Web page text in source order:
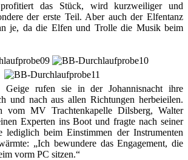
das Stück, wird kurzweiliger und
der erste Teil. Aber auch der Elfentanz
je, da die Elfen und Trolle die Musik beim
rufen sie in der Johannisnacht ihre
und nach aus allen Richtungen herbeieilen.
vom MV Trachtenkapelle Dilsberg, Walter
Experten ins Boot und fragte nach seiner
lediglich beim Einstimmen der Instrumenten
„Ich bewundere das Engagement, die
vorm PC sitzen.“